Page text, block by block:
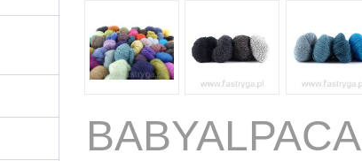
BABYALPACA